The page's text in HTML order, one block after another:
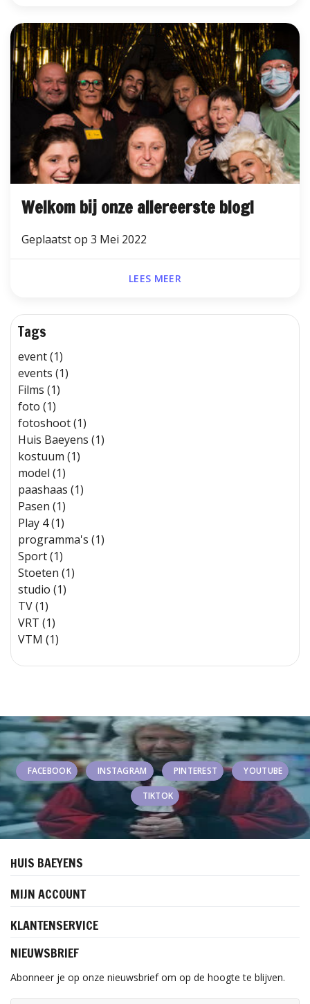
Tags
event (1)
events (1)
Films (1)
foto (1)
fotoshoot (1)
Huis Baeyens (1)
kostuum (1)
model (1)
paashaas (1)
Pasen (1)
Play 4 (1)
programma's (1)
Sport (1)
Stoeten (1)
studio (1)
TV (1)
VRT (1)
VTM (1)
Welkom bij onze allereerste blog!
Geplaatst op 3 Mei 2022
LEES MEER
FACEBOOK INSTAGRAM PINTEREST YOUTUBE
TIKTOK
HUIS BAEYENS
MIJN ACCOUNT
KLANTENSERVICE
NIEUWSBRIEF
Abonneer je op onze nieuwsbrief om op de hoogte te blijven.